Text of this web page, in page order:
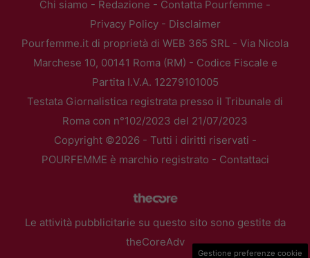
Chi siamo - Redazione - Contatta Pourfemme -
Privacy Policy- Disclaimer
Pourfemme.it di proprietà di WEB 365 SRL - Via Nicola
Marchese 10, 00141 Roma (RM) - Codice Fiscale e
Partita I.V.A. 12279101005
Testata Giornalistica registrata presso il Tribunale di
Roma con n°102/2023 del 21/07/2023
Copyright ©2026 - Tutti i diritti riservati -
POURFEMME è marchio registrato - Contattaci
Le attività pubblicitarie su questo sito sono gestite da
theCoreAdv
Gestione preferenze cookie